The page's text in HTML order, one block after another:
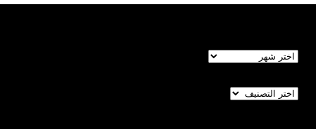
الأرشيف
تصنيفات